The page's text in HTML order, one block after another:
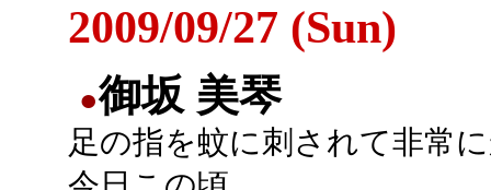
2009/09/27 (Sun)
●御坂 美琴
足の指を蚊に刺されて非常